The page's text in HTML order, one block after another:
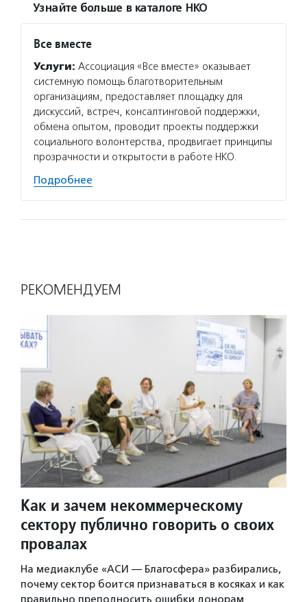
Узнайте больше в каталоге НКО
Все вместе
Услуги: Ассоциация «Все вместе» оказывает
системную помощь благотворительным
организациям, предоставляет площадку для
дискуссий, встреч, консалтинговой поддержки,
обмена опытом, проводит проекты поддержки
социального волонтерства, продвигает принципы
прозрачности и открытости в работе НКО.
Подробнее
РЕКОМЕНДУЕМ
Как и зачем некоммерческому
сектору публично говорить о своих
провалах
На медиаклубе «АСИ — Благосфера» разбирались,
почему сектор боится признаваться в косяках и как
правильно преподносить ошибки донорам